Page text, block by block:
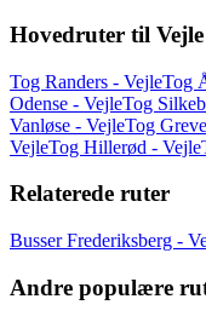
Hovedruter til Vejle
Tog Randers - VejleTog
Odense - VejleTog
Vanløse - VejleTog
VejleTog Hillerød - Vejle
Relaterede ruter
Busser Frederiksberg -
Andre populære